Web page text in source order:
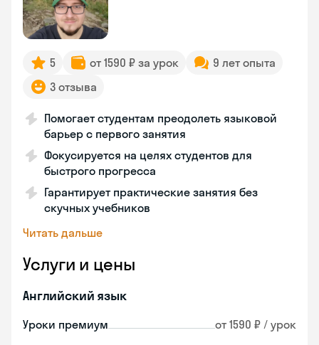
5 от 1590 ₽ за урок
9 лет опыта
3 отзыва
Помогает студентам преодолеть языковой
барьер с первого занятия
Фокусируется на целях студентов для
быстрого прогресса
Гарантирует практические занятия без
скучных учебников
Читать дальше
Услуги и цены
Английский язык
Уроки премиум от 1590 ₽ / урок